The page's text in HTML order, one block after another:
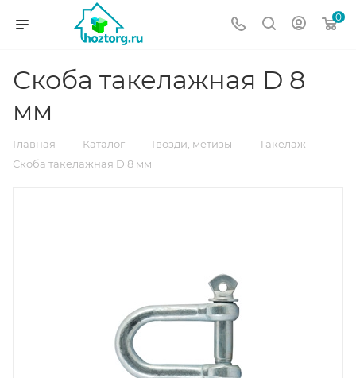
0
Скоба такелажная D 8
мм
Главная — Каталог — Гвозди, метизы — Такелаж —
Скоба такелажная D 8 мм